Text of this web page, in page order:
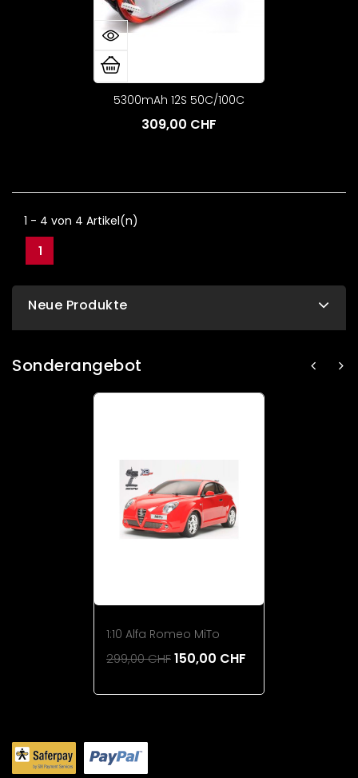
5300mAh 12S 50C/100C
309,00 CHF
1 - 4 von 4 Artikel(n)
1
Neue Produkte
Sonderangebot
1:10 Alfa Romeo MiTo
299,00 CHF150,00 CHF